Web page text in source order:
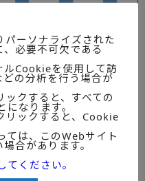
援のECモール/自社運営/マ
援サービスの提供対象先別
ービス全体
ーソナライズされた
必要不可欠である
ルCookieを使用して訪
の分析を行う場合が
ックすると、すべての
なります。
リックすると、Cookie
ては、このWebサイト
合があります。
ください。